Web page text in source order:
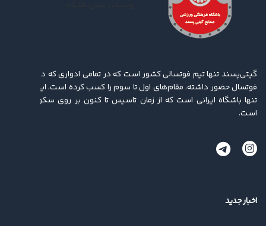
گیتی‌پسند تنها تیم فوتسالی کشور است که در تمامی ادواری که در لیگ برتر
فوتسال حضور داشته، مقام‌های اول تا سوم را کسب کرده ‌است. این باشگاه
تنها باشگاه ایرانی است که از زمان تاسیس تا کنون بر روی سکو ایستاده
است.
اخبار جدید